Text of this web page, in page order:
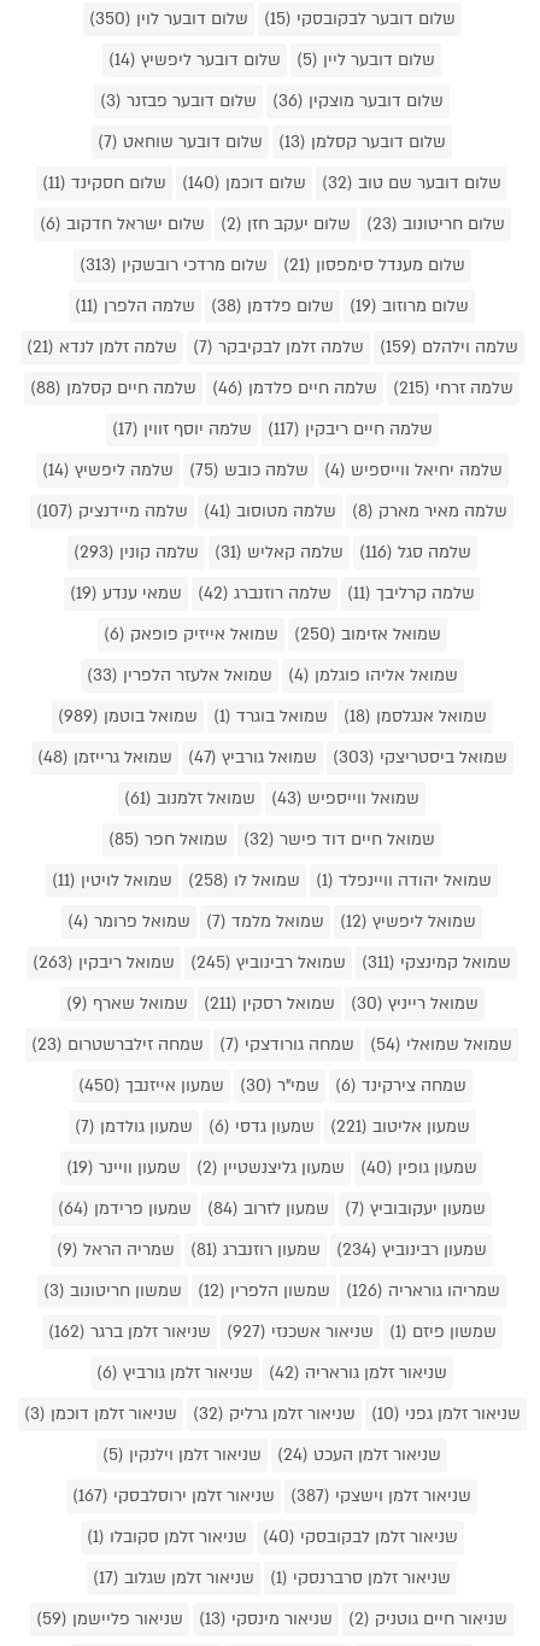
שלום דובער לבקובסקי (15)
שלום דובער לוין (350)
שלום דובער ליין (5)
שלום דובער ליפשיץ (14)
שלום דובער מוצקין (36)
שלום דובער פבזנר (3)
שלום דובער קסלמן (13)
שלום דובער שוחאט (7)
שלום דובער שם טוב (32)
שלום דוכמן (140)
שלום חסקינד (11)
שלום חריטונוב (23)
שלום יעקב חזן (2)
שלום ישראל חדקוב (6)
שלום מענדל סימפסון (21)
שלום מרדכי רובשקין (313)
שלום מרוזוב (19)
שלום פלדמן (38)
שלמה הלפרן (11)
שלמה וילהלם (159)
שלמה זלמן לבקיבקר (7)
שלמה זלמן לנדא (21)
שלמה זרחי (215)
שלמה חיים פלדמן (46)
שלמה חיים קסלמן (88)
שלמה חיים ריבקין (117)
שלמה יוסף זווין (17)
שלמה יחיאל ווייספיש (4)
שלמה כובש (75)
שלמה ליפשיץ (14)
שלמה מאיר מארק (8)
שלמה מטוסוב (41)
שלמה מיידנציק (107)
שלמה סגל (116)
שלמה קאליש (31)
שלמה קונין (293)
שלמה קרליבך (11)
שלמה רוזנברג (42)
שמאי ענדע (19)
שמואל אזימוב (250)
שמואל אייזיק פופאק (6)
שמואל אליהו פוגלמן (4)
שמואל אלעזר הלפרין (33)
שמואל אנגלסמן (18)
שמואל בוגרד (1)
שמואל בוטמן (989)
שמואל ביסטריצקי (303)
שמואל גורביץ (47)
שמואל גרייזמן (48)
שמואל ווייספיש (43)
שמואל זלמנוב (61)
שמואל חיים דוד פישר (32)
שמואל חפר (85)
שמואל יהודה וויינפלד (1)
שמואל לו (258)
שמואל לויטין (11)
שמואל ליפשיץ (12)
שמואל מלמד (7)
שמואל פרומר (4)
שמואל קמינצקי (311)
שמואל רבינוביץ (245)
שמואל ריבקין (263)
שמואל רייניץ (30)
שמואל רסקין (211)
שמואל שארף (9)
שמואל שמואלי (54)
שמחה גורודצקי (7)
שמחה זילברשטרום (23)
שמחה צירקינד (6)
שמי"ר (30)
שמעון אייזנבך (450)
שמעון אליטוב (221)
שמעון גדסי (6)
שמעון גולדמן (7)
שמעון גופין (40)
שמעון גליצנשטיין (2)
שמעון וויינר (19)
שמעון יעקובוביץ (7)
שמעון לזרוב (84)
שמעון פרידמן (64)
שמעון רבינוביץ (234)
שמעון רוזנברג (81)
שמריה הראל (9)
שמריהו גוראריה (126)
שמשון הלפרין (12)
שמשון חריטונוב (3)
שמשון פיזם (1)
שניאור אשכנזי (927)
שניאור זלמן ברגר (162)
שניאור זלמן גוראריה (42)
שניאור זלמן גורביץ (6)
שניאור זלמן גפני (10)
שניאור זלמן גרליק (32)
שניאור זלמן דוכמן (3)
שניאור זלמן העכט (24)
שניאור זלמן וילנקין (5)
שניאור זלמן וישצקי (387)
שניאור זלמן ירוסלבסקי (167)
שניאור זלמן לבקובסקי (40)
שניאור זלמן סקובלו (1)
שניאור זלמן סרברנסקי (1)
שניאור זלמן שגלוב (17)
שניאור חיים גוטניק (2)
שניאור מינסקי (13) שניאור פליישמן (59)